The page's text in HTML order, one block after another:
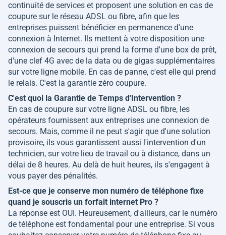
continuité de services et proposent une solution en cas de
coupure sur le réseau ADSL ou fibre, afin que les
entreprises puissent bénéficier en permanence d'une
connexion à Internet. Ils mettent à votre disposition une
connexion de secours qui prend la forme d'une box de prêt,
d'une clef 4G avec de la data ou de gigas supplémentaires
sur votre ligne mobile. En cas de panne, c'est elle qui prend
le relais. C'est la garantie zéro coupure.
C'est quoi la Garantie de Temps d'Intervention ?
En cas de coupure sur votre ligne ADSL ou fibre, les
opérateurs fournissent aux entreprises une connexion de
secours. Mais, comme il ne peut s'agir que d'une solution
provisoire, ils vous garantissent aussi l'intervention d'un
technicien, sur votre lieu de travail ou à distance, dans un
délai de 8 heures. Au delà de huit heures, ils s'engagent à
vous payer des pénalités.
Est-ce que je conserve mon numéro de téléphone fixe
quand je souscris un forfait internet Pro ?
La réponse est OUI. Heureusement, d'ailleurs, car le numéro
de téléphone est fondamental pour une entreprise. Si vous